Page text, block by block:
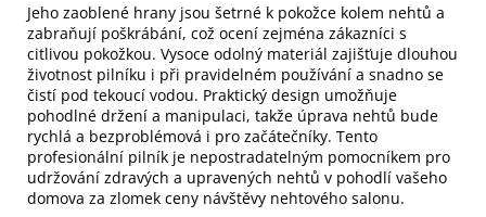
Jeho zaoblené hrany jsou šetrné k pokožce kolem nehtů a
zabraňují poškrábání, což ocení zejména zákazníci s
citlivou pokožkou. Vysoce odolný materiál zajišťuje dlouhou
životnost pilníku i při pravidelném používání a snadno se
čistí pod tekoucí vodou. Praktický design umožňuje
pohodlné držení a manipulaci, takže úprava nehtů bude
rychlá a bezproblémová i pro začátečníky. Tento
profesionální pilník je nepostradatelným pomocníkem pro
udržování zdravých a upravených nehtů v pohodlí vašeho
domova za zlomek ceny návštěvy nehtového salonu.